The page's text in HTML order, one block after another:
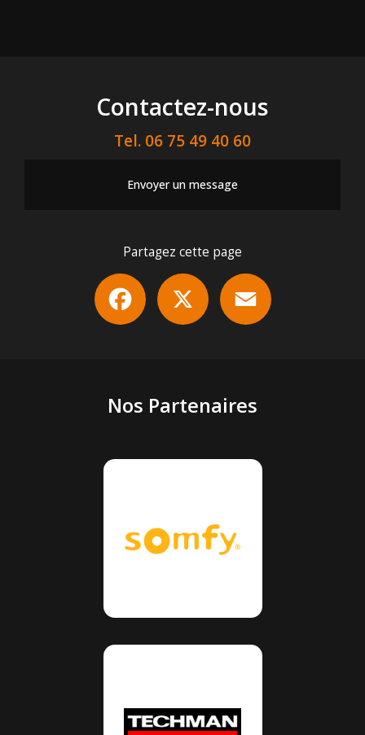
Contactez-nous
Tel. 06 75 49 40 60
Envoyer un message
Partagez cette page
Facebook
Nos Partenaires